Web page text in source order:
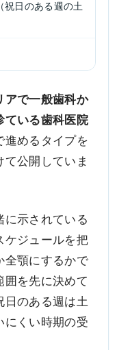
祝日のある週の土
アで一般歯科か
ている歯科医院
進めるタイプを
公開していま
に示されている
ケジュールを把
全顎にするかで
囲を先に決めて
日のある週は土
にくい時期の受